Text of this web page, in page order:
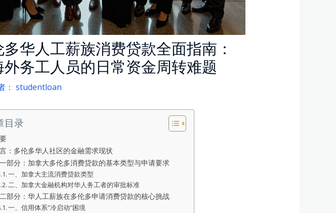
华人工薪族消费贷款全面指南：
务工人员的日常资金周转难题
： studentloan
目录
：多伦多华人社区的金融需求现状
部分：加拿大多伦多消费贷款的基本类型与申请要求
一、加拿大主流消费贷款类型
二、加拿大金融机构对华人务工者的审批标准
部分：华人工薪族在多伦多申请消费贷款的核心挑战
一、信用体系”冷启动”困境